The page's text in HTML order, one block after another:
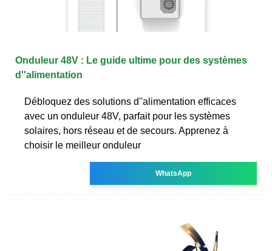
Onduleur 48V : Le guide ultime pour des systèmes
d''alimentation
Débloquez des solutions d''alimentation efficaces
avec un onduleur 48V, parfait pour les systèmes
solaires, hors réseau et de secours. Apprenez à
choisir le meilleur onduleur
WhatsApp